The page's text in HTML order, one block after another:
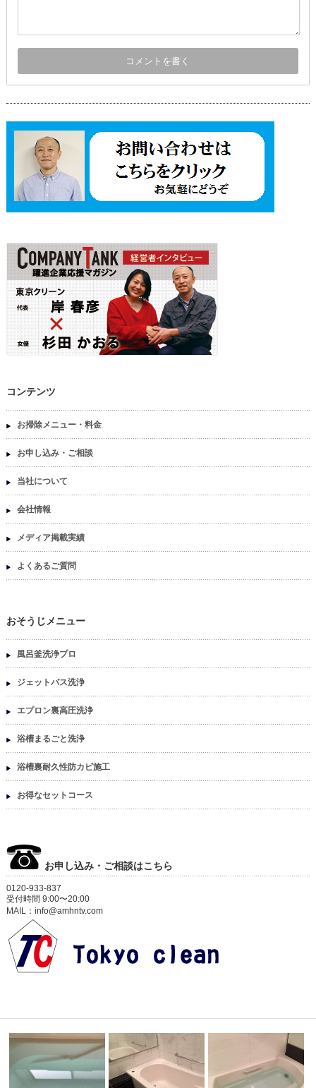
コンテンツ
お掃除メニュー・料金
お申し込み・ご相談
当社について
会社情報
メディア掲載実績
よくあるご質問
おそうじメニュー
風呂釜洗浄プロ
ジェットバス洗浄
エプロン裏高圧洗浄
浴槽まるごと洗浄
浴槽裏耐久性防カビ施工
お得なセットコース
お申し込み・ご相談はこちら
0120-933-837
受付時間 9:00〜20:00
MAIL：info@amhntv.com